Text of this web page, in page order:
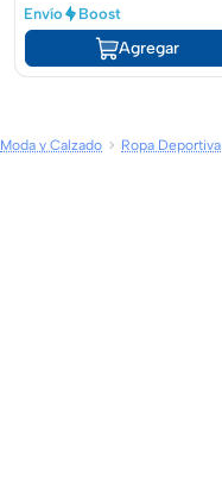
Envío Boost
Agregar
Moda y Calzado Ropa Deportiva